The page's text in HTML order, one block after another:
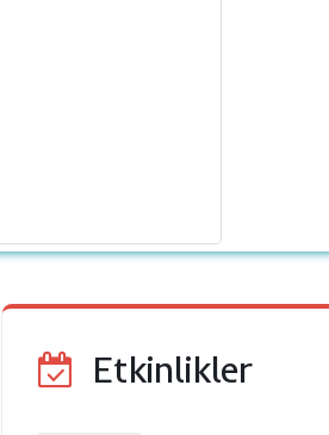
Etkinlikler